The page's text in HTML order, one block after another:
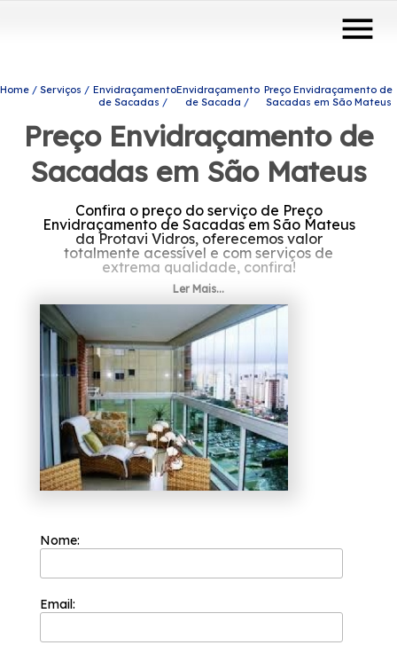
menu
Home Serviços
Envidraçamento
de Sacadas
Envidraçamento
de Sacada
Preço Envidraçamento de
Sacadas em São Mateus
Preço Envidraçamento de
Sacadas em São Mateus
Confira o preço do serviço de Preço
Envidraçamento de Sacadas em São Mateus
da Protavi Vidros, oferecemos valor
totalmente acessível e com serviços de
extrema qualidade, confira!
Tem interesse em Preço Envidraçamento de
Sacadas em São Mateus? Saiba que por
meio da Protavi Vidros você pode achar
produtos e serviços como o de box para
banheiros, envidraçamento de sacadas e
portas de vidro, entre outras alternativas que
são disponibilizadas para a sua necessidade.
Nossos profissionais estão prontos para
atendê-lo adequadamente, entre em
contato.
Ler Mais...
Nome:
Email: